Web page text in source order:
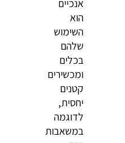
אנכיים
הוא
השימוש
שלהם
בכלים
ומכשירים
קטנים
יחסית,
לדוגמה
במשאבות